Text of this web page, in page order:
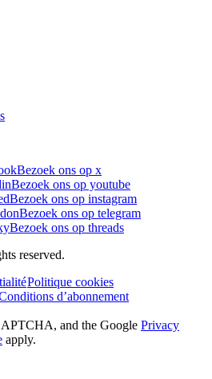
Bezoek ons op x
Bezoek ons op youtube
Bezoek ons op instagram
Bezoek ons op telegram
Bezoek ons op threads
reserved.
Politique cookies
d’abonnement
and the Google Privacy
apply.